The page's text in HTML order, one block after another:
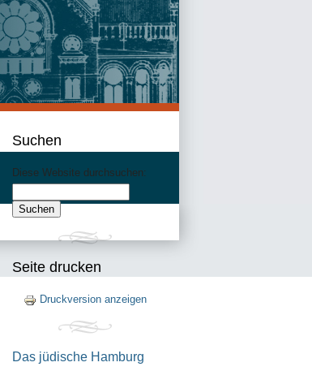
Suchen
Diese Website durchsuchen:
Seite drucken
Druckversion anzeigen
Das jüdische Hamburg